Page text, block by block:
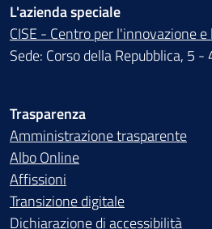
L'azienda speciale
CISE - Centro per l'innovazione
Sede: Corso della Repubblica, 5
Trasparenza
Amministrazione trasparente
Albo Online
Affissioni
Transizione digitale
Dichiarazione di accessibilità